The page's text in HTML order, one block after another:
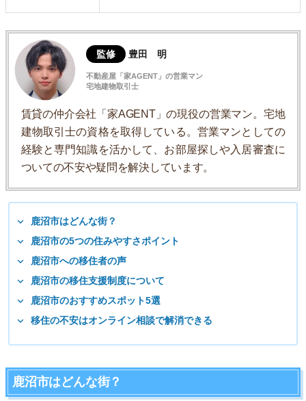
監修 豊田 明
不動産屋「家AGENT」の営業マン
宅地建物取引士
賃貸の仲介会社「家AGENT」の現役の営業マン。宅地
建物取引士の資格を取得している。営業マンとしての
経験と専門知識を活かして、お部屋探しや入居審査に
ついての不安や疑問を解決しています。
鹿沼市はどんな街？
鹿沼市の5つの住みやすさポイント
鹿沼市への移住者の声
鹿沼市の移住支援制度について
鹿沼市のおすすめスポット5選
移住の不安はオンライン相談で解消できる
鹿沼市はどんな街？